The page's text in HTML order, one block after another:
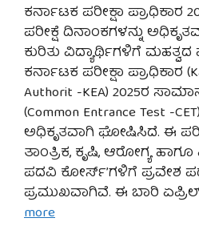
ಕರ್ನಾಟಕ ಪರೀಕ್ಷಾ ಪ್ರಾಧಿಕಾರ
ಪರೀಕ್ಷೆ ದಿನಾಂಕಗಳನ್ನು
ಕುರಿತು ವಿದ್ಯಾರ್ಥಿಗಳಿಗೆ
ಕರ್ನಾಟಕ ಪರೀಕ್ಷಾ ಪ್ರಾಧಿಕಾರ
Authorit -KEA) 2025ರ
(Common Entrance Test -
ಅಧಿಕೃತವಾಗಿ ಘೋಷಿಸಿದೆ. ಈ
ತಾಂತ್ರಿಕ, ಕೃಷಿ, ಆರೋಗ್ಯ
ಪದವಿ ಕೋರ್ಸ್’ಗಳಿಗೆ ಪ್ರವೇಶ
ಪ್ರಮುಖವಾಗಿವೆ. ಈ ಬಾರಿ ಏಪ್ರಿಲ್
more